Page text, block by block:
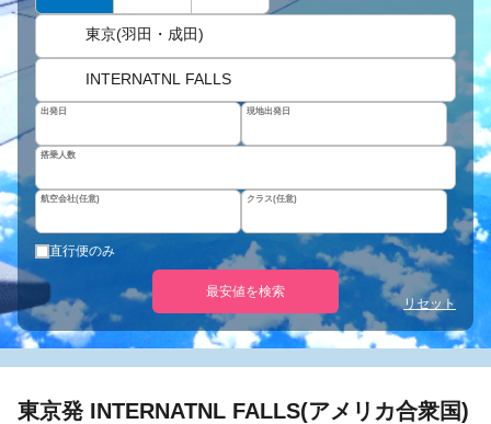
東京(羽田・成田)
INTERNATNL FALLS
出発日 現地出発日
搭乗人数
航空会社(任意) クラス(任意)
直行便のみ
最安値を検索
リセット
東京発 INTERNATNL FALLS(アメリカ合衆国)